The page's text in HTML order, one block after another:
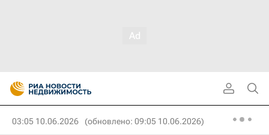
03:05 10.06.2026 (обновлено: 09:05 10.06.2026)